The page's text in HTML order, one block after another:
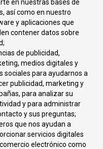
en nuestras bases de
así como en nuestro
y aplicaciones que
contener datos sobre
de publicidad,
medios digitales y
sociales para ayudarnos a
publicidad, marketing y
para analizar su
y para administrar
y sus preguntas;
que nos ayudan a
servicios digitales
electrónico como